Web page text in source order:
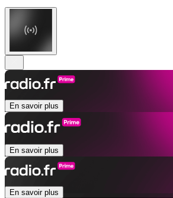
En savoir plus
En savoir plus
En savoir plus